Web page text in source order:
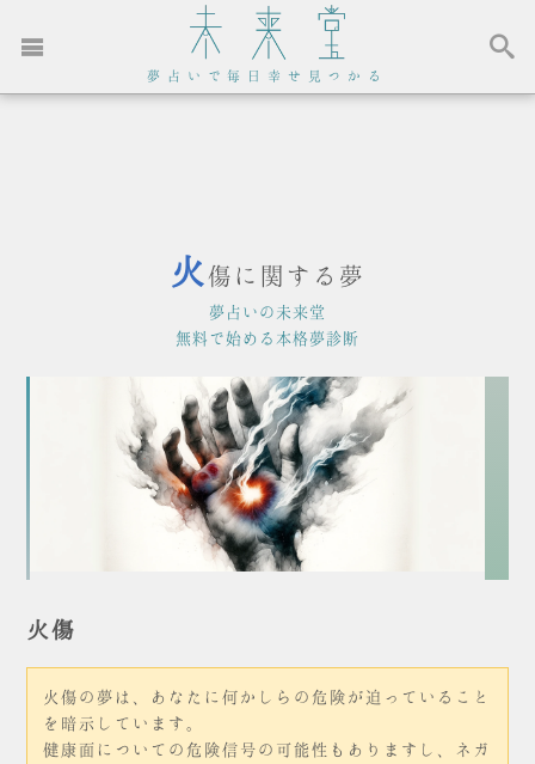
夢占いで毎日幸せ見つかる
火 傷に関する夢
夢占いの未来堂
無料で始める本格夢診断
火傷
火傷の夢は、あなたに何かしらの危険が迫っていること
を暗示しています。
健康面についての危険信号の可能性もありますし、ネガ